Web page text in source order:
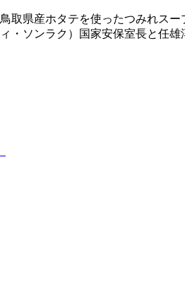
県産ホタテを使ったつみれス
ソンラク）国家安保室長と任